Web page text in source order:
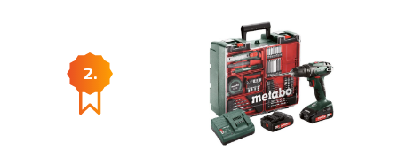
2.